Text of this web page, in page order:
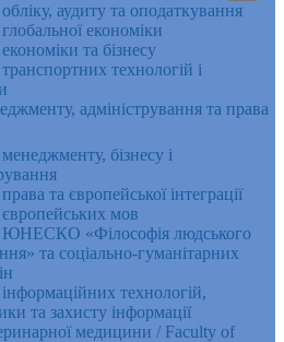
аудиту та оподаткування
економіки
та бізнесу
технологій і
адміністрування та права
бізнесу і
та європейської інтеграції
мов
ЮНЕСКО «Філософія людського
та соціально-гуманітарних
технологій,
та захисту інформації
медицини / Faculty of